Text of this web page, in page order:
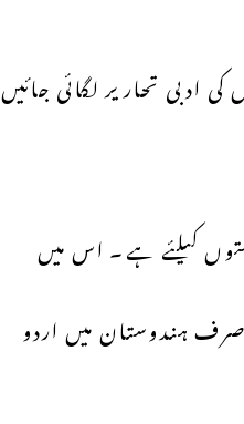
تحاریر لگائی جائیں
کیلئے ہے۔ اس میں
صرف ہندوستان میں اردو